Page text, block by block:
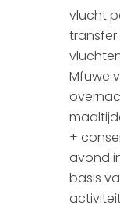
vlucht
transfer
Mfuwe
+
avond
basis